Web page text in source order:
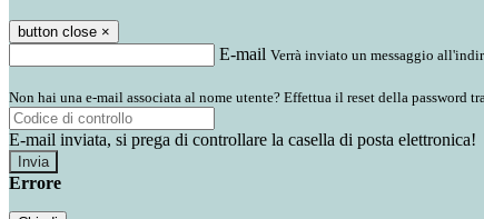
button close ×
E-mail Verrà inviato un messaggio
Non hai una e-mail associata al nome utente? Effettua il reset della password
E-mail inviata, si prega di controllare la casella di posta elettronica!
Errore